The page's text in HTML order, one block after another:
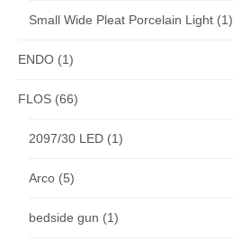
Small Wide Pleat Porcelain Light (1)
ENDO (1)
FLOS (66)
2097/30 LED (1)
Arco (5)
bedside gun (1)